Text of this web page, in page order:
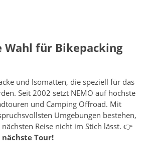
Wahl für Bikepacking
und Isomatten, die speziell für das
Seit 2002 setzt NEMO auf höchste
und Camping Offroad. Mit
Umgebungen bestehen,
Reise nicht im Stich lässt. 👉
Tour!